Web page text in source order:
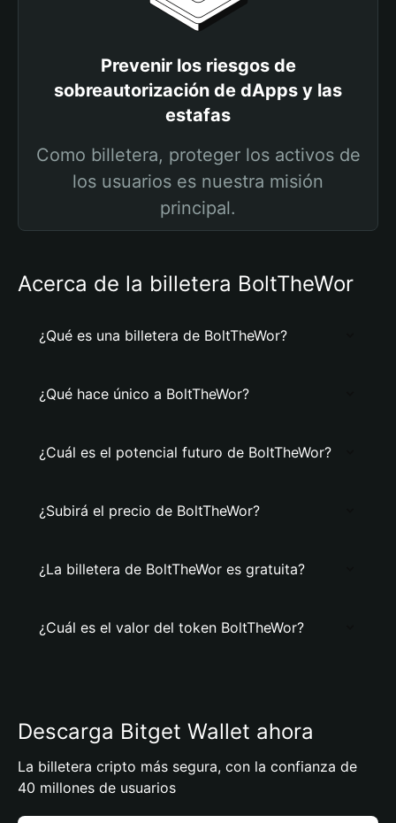
Prevenir los riesgos de
sobreautorización de dApps y las
estafas
Como billetera, proteger los activos de
los usuarios es nuestra misión
principal.
Acerca de la billetera BoltTheWor
¿Qué es una billetera de BoltTheWor?
¿Qué hace único a BoltTheWor?
¿Cuál es el potencial futuro de BoltTheWor?
¿Subirá el precio de BoltTheWor?
¿La billetera de BoltTheWor es gratuita?
¿Cuál es el valor del token BoltTheWor?
Descarga Bitget Wallet ahora
La billetera cripto más segura, con la confianza de
40 millones de usuarios